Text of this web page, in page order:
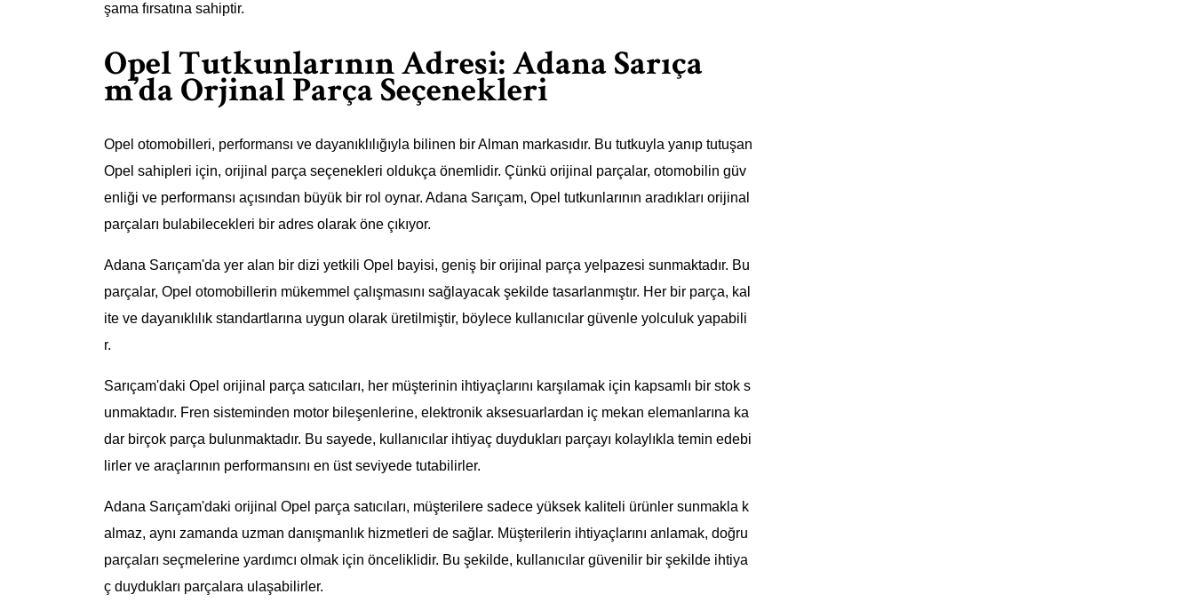
şama fırsatına sahiptir.
Opel Tutkunlarının Adresi: Adana Sarıça
m’da Orjinal Parça Seçenekleri
Opel otomobilleri, performansı ve dayanıklılığıyla bilinen bir Alman markasıdır. Bu tutkuyla yanıp tutuşan
Opel sahipleri için, orijinal parça seçenekleri oldukça önemlidir. Çünkü orijinal parçalar, otomobilin güv
enliği ve performansı açısından büyük bir rol oynar. Adana Sarıçam, Opel tutkunlarının aradıkları orijinal
parçaları bulabilecekleri bir adres olarak öne çıkıyor.
Adana Sarıçam'da yer alan bir dizi yetkili Opel bayisi, geniş bir orijinal parça yelpazesi sunmaktadır. Bu
parçalar, Opel otomobillerin mükemmel çalışmasını sağlayacak şekilde tasarlanmıştır. Her bir parça, kal
ite ve dayanıklılık standartlarına uygun olarak üretilmiştir, böylece kullanıcılar güvenle yolculuk yapabili
r.
Sarıçam'daki Opel orijinal parça satıcıları, her müşterinin ihtiyaçlarını karşılamak için kapsamlı bir stok s
unmaktadır. Fren sisteminden motor bileşenlerine, elektronik aksesuarlardan iç mekan elemanlarına ka
dar birçok parça bulunmaktadır. Bu sayede, kullanıcılar ihtiyaç duydukları parçayı kolaylıkla temin edebi
lirler ve araçlarının performansını en üst seviyede tutabilirler.
Adana Sarıçam'daki orijinal Opel parça satıcıları, müşterilere sadece yüksek kaliteli ürünler sunmakla k
almaz, aynı zamanda uzman danışmanlık hizmetleri de sağlar. Müşterilerin ihtiyaçlarını anlamak, doğru
parçaları seçmelerine yardımcı olmak için önceliklidir. Bu şekilde, kullanıcılar güvenilir bir şekilde ihtiya
ç duydukları parçalara ulaşabilirler.